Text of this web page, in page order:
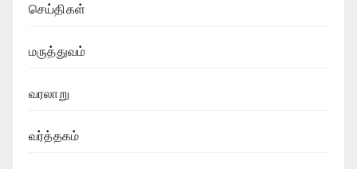
செய்திகள்
மருத்துவம்
வரலாறு
வர்த்தகம்